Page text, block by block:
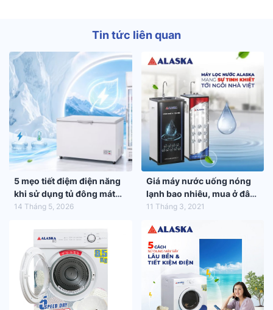
Tin tức liên quan
5 mẹo tiết điệm điện năng
khi sử dụng tủ đông mát
trong mùa hè 2026
14 Tháng 5, 2026
Giá máy nước uống nóng
lạnh bao nhiêu, mua ở đâu
tốt nhất?
11 Tháng 3, 2021